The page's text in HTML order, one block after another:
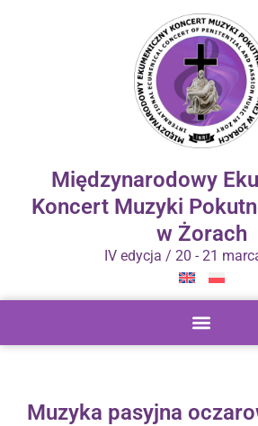
Międzynarodowy
Koncert Muzyki
w Żorach
IV edycja / 20 - 21
Muzyka pasyjna